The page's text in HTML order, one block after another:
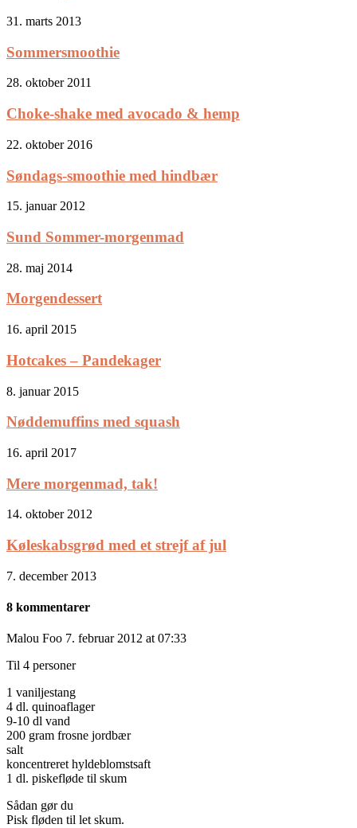
31. marts 2013
Sommersmoothie
28. oktober 2011
Choke-shake med avocado & hemp
22. oktober 2016
Søndags-smoothie med hindbær
15. januar 2012
Sund Sommer-morgenmad
28. maj 2014
Morgendessert
16. april 2015
Hotcakes – Pandekager
8. januar 2015
Nøddemuffins med squash
16. april 2017
Mere morgenmad, tak!
14. oktober 2012
Køleskabsgrød med et strejf af jul
7. december 2013
8 kommentarer
Malou Foo 7. februar 2012 at 07:33
Til 4 personer
1 vaniljestang
4 dl. quinoaflager
9-10 dl vand
200 gram frosne jordbær
salt
koncentreret hyldeblomstsaft
1 dl. piskefløde til skum
Sådan gør du
Pisk fløden til let skum.